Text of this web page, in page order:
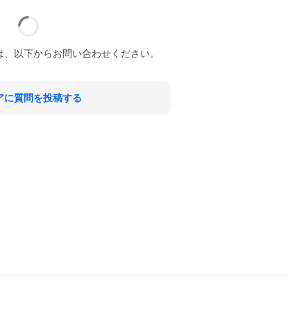
以下からお問い合わせください。
に質問を投稿する